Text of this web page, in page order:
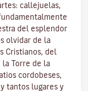
callejuelas,
del esplendor
olvidar de la
Cristianos, del
la Torre de la
cordobeses,
tantos lugares y